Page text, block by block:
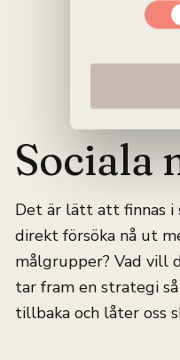
Sociala
Det är lätt att finnas i
direkt försöka nå ut
målgrupper? Vad vill
tar fram en strategi
tillbaka och låter oss